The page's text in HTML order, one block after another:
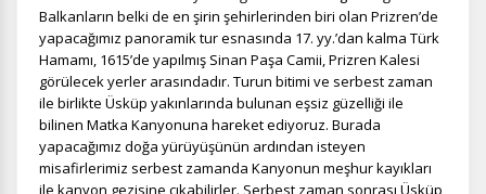
Balkanların belki de en şirin şehirlerinden biri olan Prizren’de
yapacağımız panoramik tur esnasında 17. yy.’dan kalma Türk
Hamamı, 1615’de yapılmış Sinan Paşa Camii, Prizren Kalesi
görülecek yerler arasındadır. Turun bitimi ve serbest zaman
ile birlikte Üsküp yakınlarında bulunan eşsiz güzelliği ile
bilinen Matka Kanyonuna hareket ediyoruz. Burada
yapacağımız doğa yürüyüşünün ardından isteyen
misafirlerimiz serbest zamanda Kanyonun meşhur kayıkları
ile kanyon gezisine çıkabilirler. Serbest zaman sonrası Üsküp